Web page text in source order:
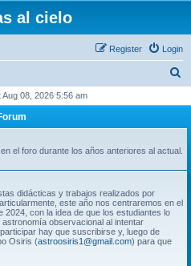
al cielo
Login
Register
r
h
08, 2026 5:56 am
el foro durante los años anteriores al actual.
didácticas y trabajos realizados por
este año nos centraremos en el
2024, con la idea de que los estudiantes lo
observacional al intentar
hay que suscribirse y, luego de
Osiris (astroosiris1@gmail.com) para que